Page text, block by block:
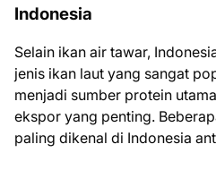
Indonesia
Selain ikan air tawar,
jenis ikan laut yang sangat
menjadi sumber protein
ekspor yang penting.
paling dikenal di Indonesia